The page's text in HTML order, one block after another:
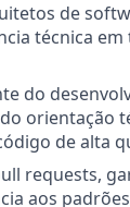
de
técnica em
do
orientação
de alta
requests,
aos